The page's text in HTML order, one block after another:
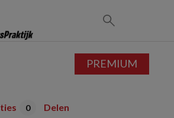
0 Delen
PREMIUM